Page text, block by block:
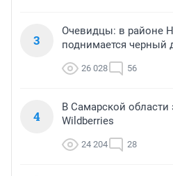
3
Очевидцы: в районе
поднимается черный
26 028 56
4
В Самарской области
Wildberries
24 204 28